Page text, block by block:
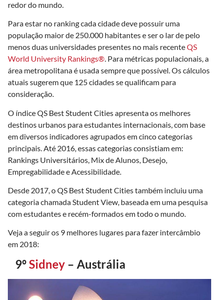
redor do mundo.
Para estar no ranking cada cidade deve possuir uma
população maior de 250.000 habitantes e ser o lar de pelo
menos duas universidades presentes no mais recenteQS
World University Rankings®. Para métricas populacionais, a
área metropolitana é usada sempre que possível. Os cálculos
atuais sugerem que 125 cidades se qualificam para
consideração.
O índice QS Best Student Cities apresenta os melhores
destinos urbanos para estudantes internacionais, com base
em diversos indicadores agrupados em cinco categorias
principais. Até 2016, essas categorias consistiam em:
Rankings Universitários, Mix de Alunos, Desejo,
Empregabilidade e Acessibilidade.
Desde 2017, o QS Best Student Cities também incluiu uma
categoria chamada Student View, baseada em uma pesquisa
com estudantes e recém-formados em todo o mundo.
Veja a seguir os 9 melhores lugares para fazer intercâmbio
em 2018:
9ºSidney – Austrália